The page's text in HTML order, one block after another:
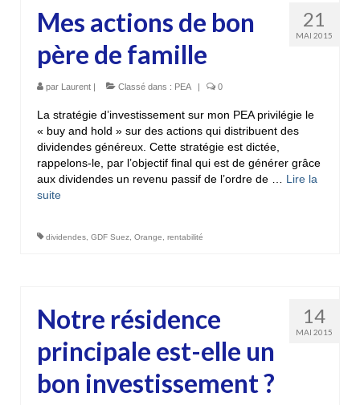
21
MAI 2015
Mes actions de bon
père de famille
par Laurent | Classé dans : PEA | 0
La stratégie d’investissement sur mon PEA privilégie le
« buy and hold » sur des actions qui distribuent des
dividendes généreux. Cette stratégie est dictée,
rappelons-le, par l’objectif final qui est de générer grâce
aux dividendes un revenu passif de l’ordre de … Lire la
suite­­
dividendes GDF Suez Orange rentabilité
14
MAI 2015
Notre résidence
principale est-elle un
bon investissement ?